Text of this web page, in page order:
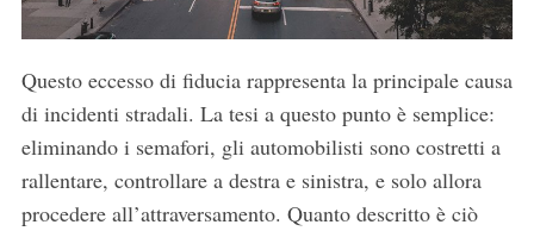
Questo eccesso di fiducia rappresenta la principale causa
di incidenti stradali. La tesi a questo punto è semplice:
eliminando i semafori, gli automobilisti sono costretti a
rallentare, controllare a destra e sinistra, e solo allora
procedere all’attraversamento. Quanto descritto è ciò